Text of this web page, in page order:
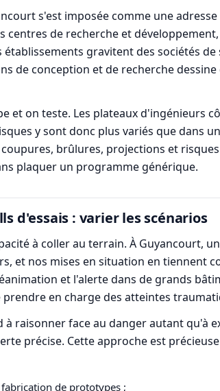
s'est imposée comme une
centres de recherche et
gravitent des sociétés
de conception et de recherche
et on teste. Les plateaux d'ingénieurs
y sont donc plus variés que dans
brûlures, projections et
plaquer un programme générique.
d'essais : varier les scénarios
à coller au terrain. À Guyancourt,
et nos mises en situation en tiennent
et l'alerte dans de grands
en charge des atteintes
à raisonner face au danger autant
précise. Cette approche est
de prototypes ;